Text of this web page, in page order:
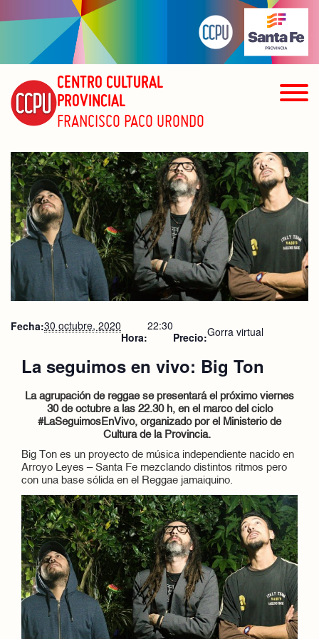
CENTRO CULTURAL
PROVINCIAL
FRANCISCO PACO URONDO
Fecha:30 octubre, 2020
Hora:
22:30
Precio:Gorra virtual
La seguimos en vivo: Big Ton
La agrupación de reggae se presentará el próximo viernes
30de octubre a las 22.30 h, en el marco del ciclo
#LaSeguimosEnVivo, organizado por el Ministerio de
Cultura de la Provincia.
Big Ton es un proyecto de música independiente nacido en
Arroyo Leyes – Santa Fe mezclando distintos ritmos pero
con una base sólida en el Reggae jamaiquino.